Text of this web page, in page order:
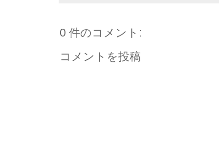
0 件のコメント:
コメントを投稿